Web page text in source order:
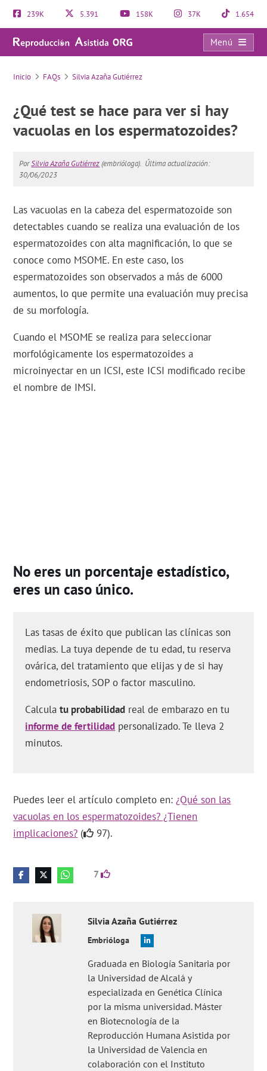
239K 5.391 158K 37K 1.654
Menú
FAQs
Inicio FAQs Silvia Azaña Gutiérrez
¿Qué test se hace para ver si hay
vacuolas en los espermatozoides?
PorSilvia Azaña Gutiérrez(embrióloga). Última actualización:
30/06/2023
Las vacuolas en la cabeza del espermatozoide son
detectables cuando se realiza una evaluación de los
espermatozoides con alta magnificación, lo que se
conoce como MSOME. En este caso, los
espermatozoides son observados a más de 6000
aumentos, lo que permite una evaluación muy precisa
de su morfología.
Cuando el MSOME se realiza para seleccionar
morfológicamente los espermatozoides a
microinyectar en un ICSI, este ICSI modificado recibe
el nombre de IMSI.
No eres un porcentaje estadístico,
eres un caso único.
Las tasas de éxito que publican las clínicas son
medias. La tuya depende de tu edad, tu reserva
ovárica, del tratamiento que elijas y de si hay
endometriosis, SOP o factor masculino.
Calculatu probabilidad real de embarazo en tu
informe de fertilidad personalizado. Te lleva 2
minutos.
Puedes leer el artículo completo en:¿Qué son las
vacuolas en los espermatozoides? ¿Tienen
implicaciones? ( 97).
7
Silvia Azaña Gutiérrez
Embrióloga
Graduada en Biología Sanitaria por
la Universidad de Alcalá y
especializada en Genética Clínica
por la misma universidad. Máster
en Biotecnología de la
Reproducción Humana Asistida por
la Universidad de Valencia en
colaboración con el Instituto